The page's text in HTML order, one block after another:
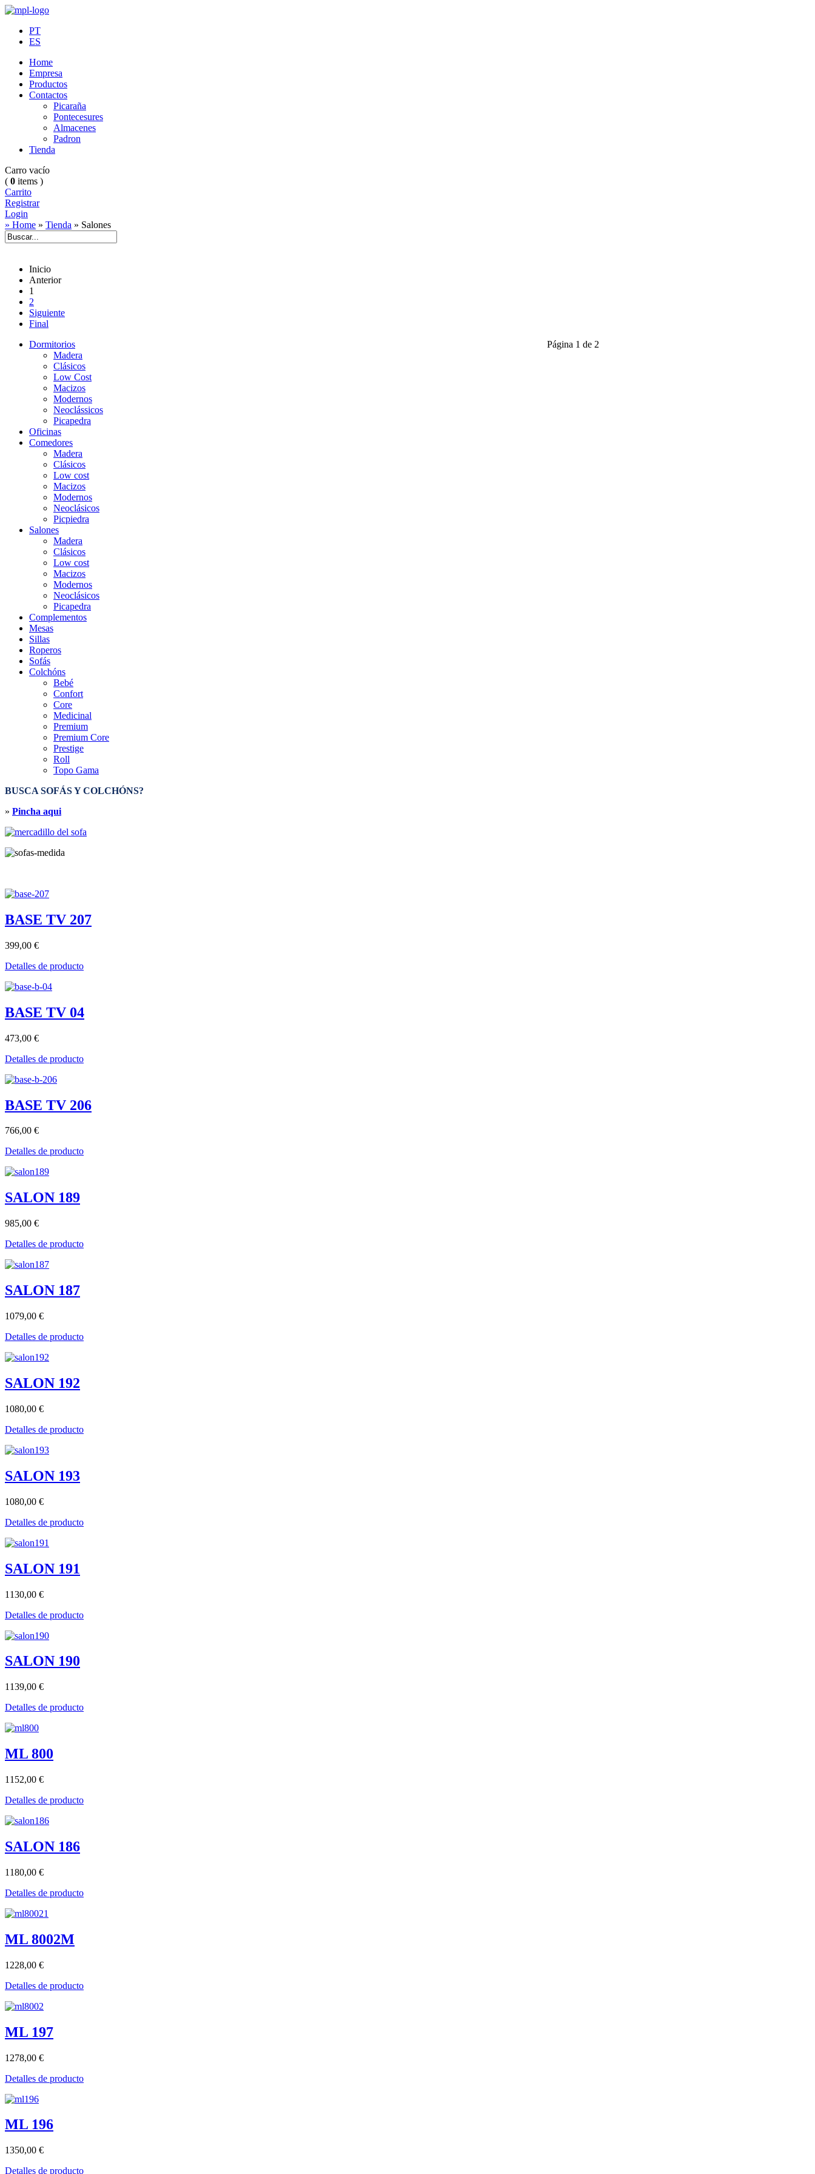
PT
ES
Home
Empresa
Productos
Contactos
Picaraña
Pontecesures
Almacenes
Padron
Tienda
Carro vacío
( 0 items )
Carrito
Registrar
Login
» Home » Tienda » Salones
Inicio
Anterior
1
2
Siguiente
Final
Página 1 de 2
Dormitorios
Madera
Clásicos
Low Cost
Macizos
Modernos
Neoclássicos
Picapedra
Oficinas
Comedores
Madera
Clásicos
Low cost
Macizos
Modernos
Neoclásicos
Picpiedra
Salones
Madera
Clásicos
Low cost
Macizos
Modernos
Neoclásicos
Picapedra
Complementos
Mesas
Sillas
Roperos
Sofás
Colchóns
Bebé
Confort
Core
Medicinal
Premium
Premium Core
Prestige
Roll
Topo Gama
BUSCA SOFÁS Y COLCHÓNS?
» Pincha aqui
BASE TV 207
399,00 €
Detalles de producto
BASE TV 04
473,00 €
Detalles de producto
BASE TV 206
766,00 €
Detalles de producto
SALON 189
985,00 €
Detalles de producto
SALON 187
1079,00 €
Detalles de producto
SALON 192
1080,00 €
Detalles de producto
SALON 193
1080,00 €
Detalles de producto
SALON 191
1130,00 €
Detalles de producto
SALON 190
1139,00 €
Detalles de producto
ML 800
1152,00 €
Detalles de producto
SALON 186
1180,00 €
Detalles de producto
ML 8002M
1228,00 €
Detalles de producto
ML 197
1278,00 €
Detalles de producto
ML 196
1350,00 €
Detalles de producto